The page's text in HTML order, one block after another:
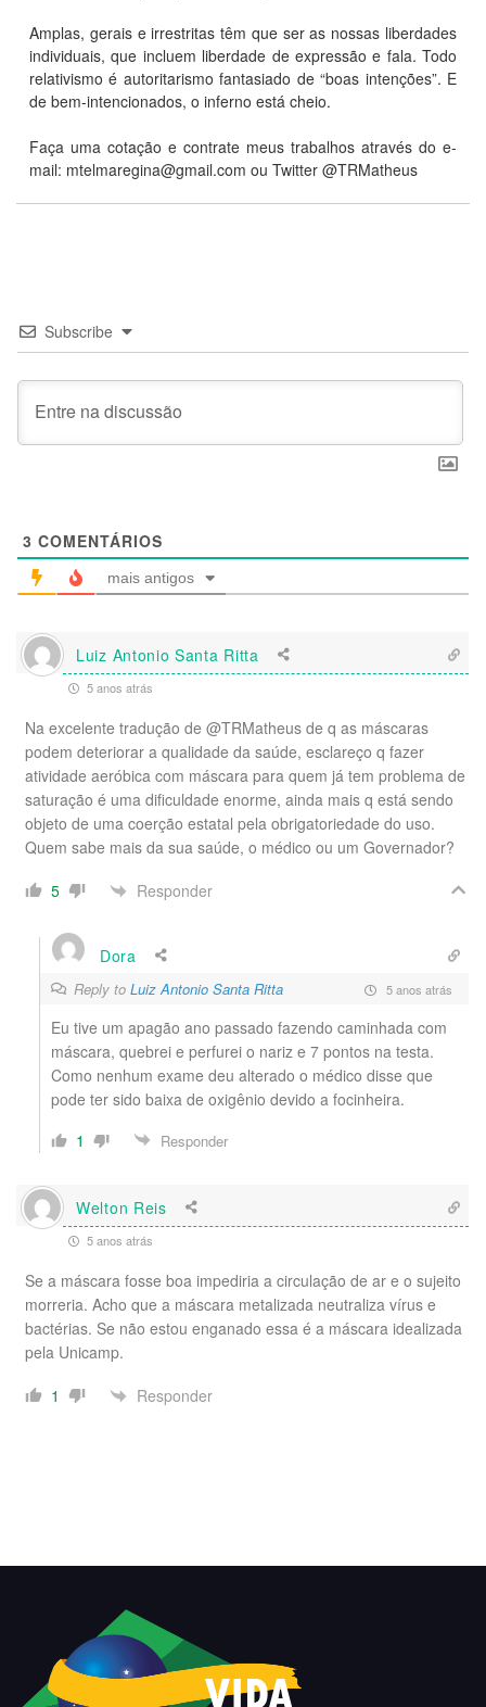
Amplas, gerais e irrestritas têm que ser as nossas liberdades
individuais, que incluem liberdade de expressão e fala. Todo
relativismo é autoritarismo fantasiado de “boas intenções”. E
de bem-intencionados, o inferno está cheio.
Faça uma cotação e contrate meus trabalhos através do e-
mail: mtelmaregina@gmail.com ou Twitter @TRMatheus
Subscribe
3 COMENTÁRIOS
mais antigos
Luiz Antonio Santa Ritta
5 anos atrás
Na excelente tradução de @TRMatheus de q as máscaras
podem deteriorar a qualidade da saúde, esclareço q fazer
atividade aeróbica com máscara para quem já tem problema de
saturação é uma dificuldade enorme, ainda mais q está sendo
objeto de uma coerção estatal pela obrigatoriedade do uso.
Quem sabe mais da sua saúde, o médico ou um Governador?
5
Responder
Dora
Reply to Luiz Antonio Santa Ritta 5 anos atrás
Eu tive um apagão ano passado fazendo caminhada com
máscara, quebrei e perfurei o nariz e 7 pontos na testa.
Como nenhum exame deu alterado o médico disse que
pode ter sido baixa de oxigênio devido a focinheira.
1
Responder
Welton Reis
5 anos atrás
Se a máscara fosse boa impediria a circulação de ar e o sujeito
morreria. Acho que a máscara metalizada neutraliza vírus e
bactérias. Se não estou enganado essa é a máscara idealizada
pela Unicamp.
1
Responder